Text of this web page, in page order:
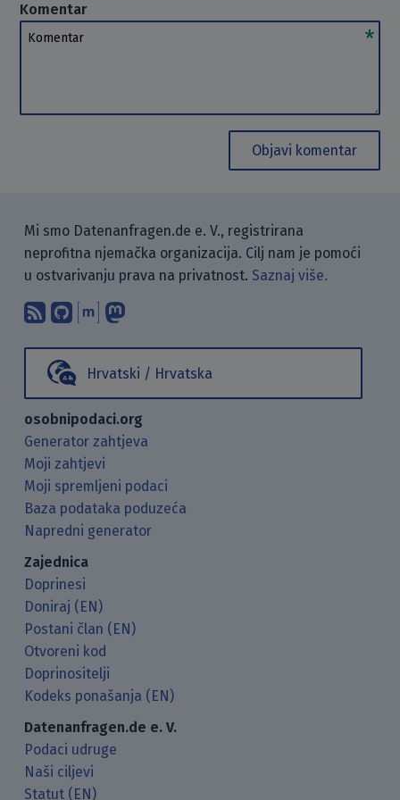
Komentar
Komentar
Objavi komentar
Mi smo Datenanfragen.de e. V., registrirana
neprofitna njemačka organizacija. Cilj nam je pomoći
u ostvarivanju prava na privatnost. Saznaj više.
Pretplati se na naš blog koristeći
Pronađi nas na GitHubu.
Raspravljaj s nama putem
Hrvatski / Hrvatska
osobnipodaci.org
Generator zahtjeva
Moji zahtjevi
Moji spremljeni podaci
Baza podataka poduzeća
Napredni generator
Zajednica
Doprinesi
Doniraj (EN)
Postani član (EN)
Otvoreni kod
Doprinositelji
Kodeks ponašanja (EN)
Datenanfragen.de e. V.
Podaci udruge
Naši ciljevi
Statut (EN)